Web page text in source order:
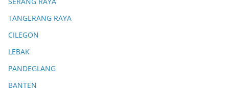
TANGERANG RAYA
CILEGON
LEBAK
PANDEGLANG
BANTEN